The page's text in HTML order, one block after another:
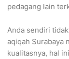
pedagang lain
Anda sendiri
aqiqah Surabaya
kualitasnya, hal